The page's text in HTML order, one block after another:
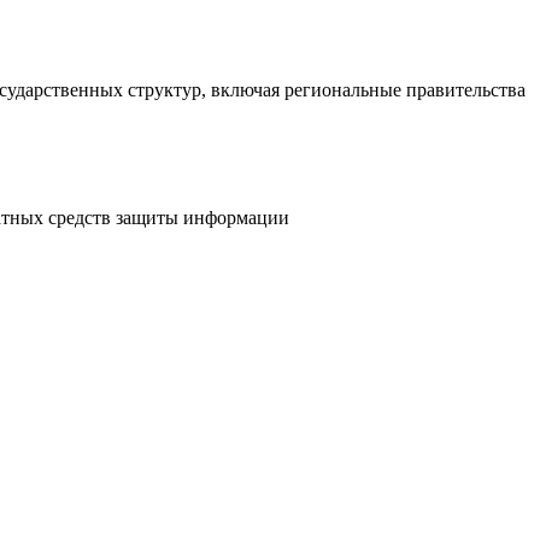
структур, включая региональные правительства
средств защиты информации